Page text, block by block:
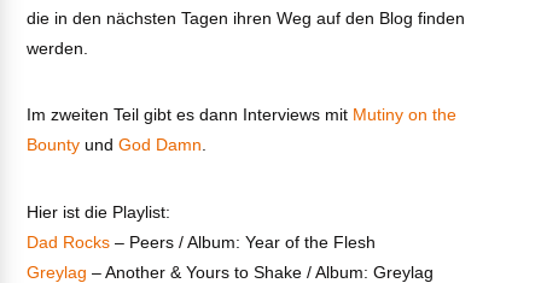
die in den nächsten Tagen ihren Weg auf den Blog finden
werden.
Im zweiten Teil gibt es dann Interviews mit Mutiny on the
Bounty undGod Damn.
Hier ist die Playlist:
Dad Rocks – Peers / Album: Year of the Flesh
Greylag – Another & Yours to Shake / Album: Greylag